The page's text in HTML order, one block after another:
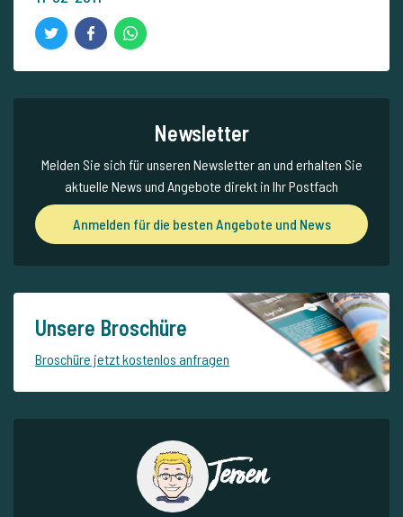
Newsletter
Melden Sie sich für unseren Newsletter an und erhalten Sie
aktuelle News und Angebote direkt in Ihr Postfach
Anmelden für die besten Angebote und News
Unsere Broschüre
Broschüre jetzt kostenlos anfragen
Jeroen